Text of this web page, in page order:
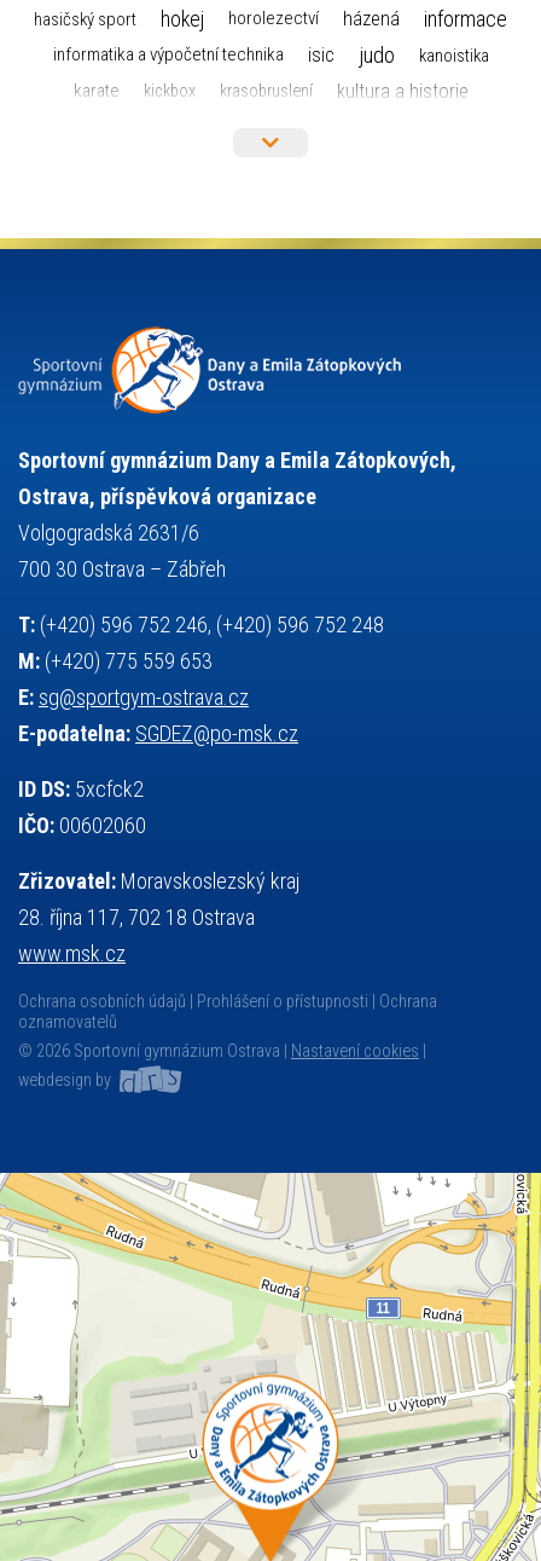
hasičský sport hokej horolezectví házená informace
informatika a výpočetní technika isic judo
kanoistika
karate
kickbox krasobruslení
kultura a historie
olympiáda dětí a mládeže organizace plavání
snowboarding
sportovní gymnastika sportovní lezení
stolní tenis střelba
teorie sportovní přípravy
tělesná výchova
událost
volejbal
vybavení vysvědčení vzpírání
výuka všesportovní výcvikový kurz
základy společenských věd
Sportovní gymnázium Dany a Emila Zátopkových,
Ostrava, příspěvková organizace
Volgogradská 2631/6
700 30 Ostrava – Zábřeh
T: (+420) 596 752 246, (+420) 596 752 248
M: (+420) 775 559 653
E: sg@sportgym-ostrava.cz
E-podatelna: SGDEZ@po-msk.cz
ID DS: 5xcfck2
IČO: 00602060
Zřizovatel: Moravskoslezský kraj
28. října 117, 702 18 Ostrava
www.msk.cz
Ochrana osobních údajů Prohlášení o přístupnosti
Ochrana
oznamovatelů
© 2026 Sportovní gymnázium Ostrava | Nastavení cookies
webdesign by